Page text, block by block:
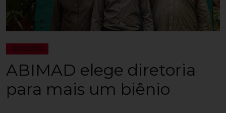
19/02/2020
ABIMAD elege diretoria
para mais um biênio